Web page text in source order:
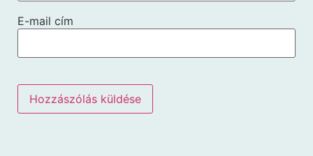
E-mail cím